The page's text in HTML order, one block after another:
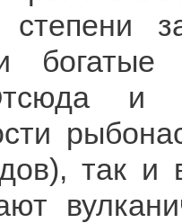
так и